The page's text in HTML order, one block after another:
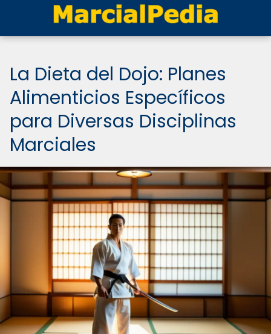
La Dieta del Dojo: Planes
Alimenticios Específicos
para Diversas Disciplinas
Marciales